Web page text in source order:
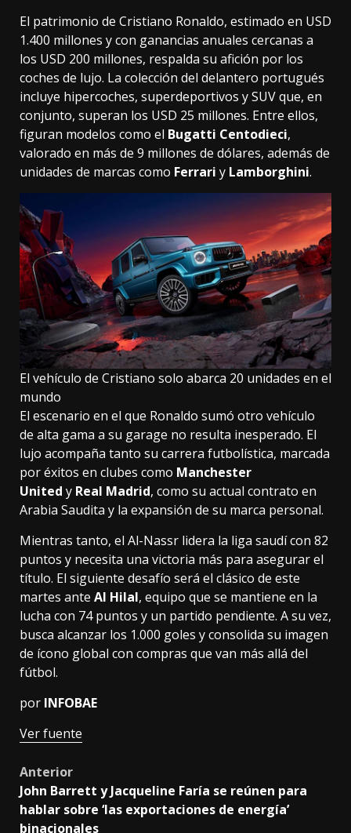
El patrimonio de Cristiano Ronaldo, estimado en USD
1.400 millones y con ganancias anuales cercanas a
los USD 200 millones, respalda su afición por los
coches de lujo. La colección del delantero portugués
incluye hipercoches, superdeportivos y SUV que, en
conjunto, superan los USD 25 millones. Entre ellos,
figuran modelos como el Bugatti Centodieci,
valorado en más de 9 millones de dólares, además de
unidades de marcas como Ferrari y Lamborghini.
El vehículo de Cristiano solo abarca 20 unidades en el
mundo
El escenario en el que Ronaldo sumó otro vehículo
de alta gama a su garage no resulta inesperado. El
lujo acompaña tanto su carrera futbolística, marcada
por éxitos en clubes como Manchester
United y Real Madrid, como su actual contrato en
Arabia Saudita y la expansión de su marca personal.
Mientras tanto, el Al-Nassr lidera la liga saudí con 82
puntos y necesita una victoria más para asegurar el
título. El siguiente desafío será el clásico de este
martes ante Al Hilal, equipo que se mantiene en la
lucha con 74 puntos y un partido pendiente. A su vez,
busca alcanzar los 1.000 goles y consolida su imagen
de ícono global con compras que van más allá del
fútbol.
por INFOBAE
Ver fuente
Post
navigation
Anterior
John Barrett y Jacqueline Faría se reúnen para
hablar sobre ‘las exportaciones de energía’
binacionales